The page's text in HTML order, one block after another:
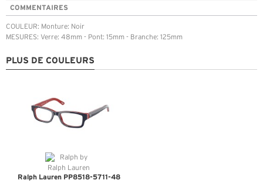
COMMENTAIRES
COULEUR: Monture: Noir
MESURES: Verre: 48mm - Pont: 15mm - Branche: 125mm
PLUS DE COULEURS
Ralph Lauren PP8518-5711-48